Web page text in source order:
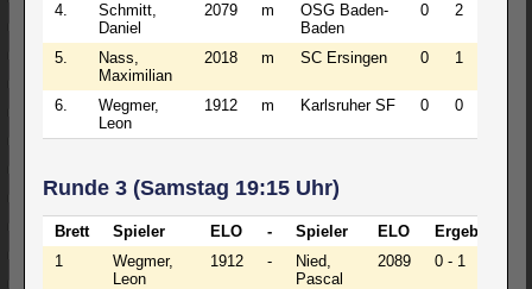
4.
Schmitt,
Daniel
2079 m
OSG Baden-
Baden
0 2
5.
Nass,
Maximilian
2018 m SC Ersingen 0 1
6.
Wegmer,
Leon
1912 m Karlsruher SF 0 0
Runde 3 (Samstag 19:15 Uhr)
Brett Spieler ELO - Spieler ELO
Ergebnis
1
Wegmer,
Leon
1912 -
Nied,
Pascal
2089 0 - 1